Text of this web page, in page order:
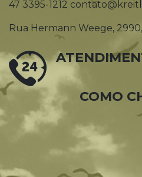
47 3395-1212
Rua Hermann Weege,
COMO